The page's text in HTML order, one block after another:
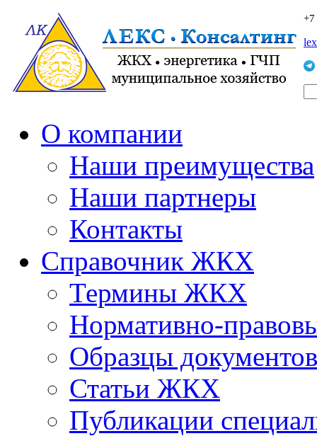
О компании
Наши преимущества
Наши партнеры
Контакты
Справочник ЖКХ
Термины ЖКХ
Нормативно-
Образцы документов
Статьи ЖКХ
Публикации